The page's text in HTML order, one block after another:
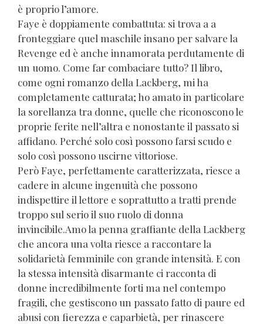
è proprio l’amore.
Faye è doppiamente combattuta: si trova a a
fronteggiare quel maschile insano per salvare la
Revenge ed è anche innamorata perdutamente di
un uomo. Come far combaciare tutto? Il libro,
come ogni romanzo della Lackberg, mi ha
completamente catturata; ho amato in particolare
la sorellanza tra donne, quelle che riconoscono le
proprie ferite nell’altra e nonostante il passato si
affidano. Perché solo così possono farsi scudo e
solo così possono uscirne vittoriose.
Però Faye, perfettamente caratterizzata, riesce a
cadere in alcune ingenuità che possono
indispettire il lettore e soprattutto a tratti prende
troppo sul serio il suo ruolo di donna
invincibile.Amo la penna graffiante della Lackberg
che ancora una volta riesce a raccontare la
solidarietà femminile con grande intensità. E con
la stessa intensità disarmante ci racconta di
donne incredibilmente forti ma nel contempo
fragili, che gestiscono un passato fatto di paure ed
abusi con fierezza e caparbietà, per rinascere